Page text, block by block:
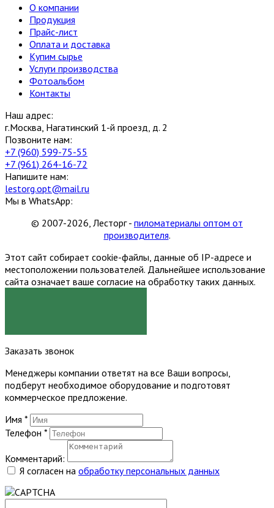
О компании
Продукция
Прайс-лист
Оплата и доставка
Купим сырье
Услуги производства
Фотоальбом
Контакты
Наш адрес:
г.Москва, Нагатинский 1-й проезд, д. 2
Позвоните нам:
+7 (960) 599-75-55
+7 (961) 264-16-72
Напишите нам:
lestorg.opt@mail.ru
Мы в WhatsApp:
© 2007-2026, Лесторг - пиломатериалы оптом от
производителя.
Этот сайт собирает cookie-файлы, данные об IP-адресе и
местоположении пользователей. Дальнейшее использование
сайта означает ваше согласие на обработку таких данных.
Заказать звонок
Менеджеры компании ответят на все Ваши вопросы,
подберут необходимое оборудование и подготовят
коммерческое предложение.
Имя *
Телефон *
Комментарий:
Я согласен на обработку персональных данных